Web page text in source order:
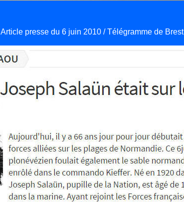
Article presse du 6 juin 2010 / Télégramme de Brest